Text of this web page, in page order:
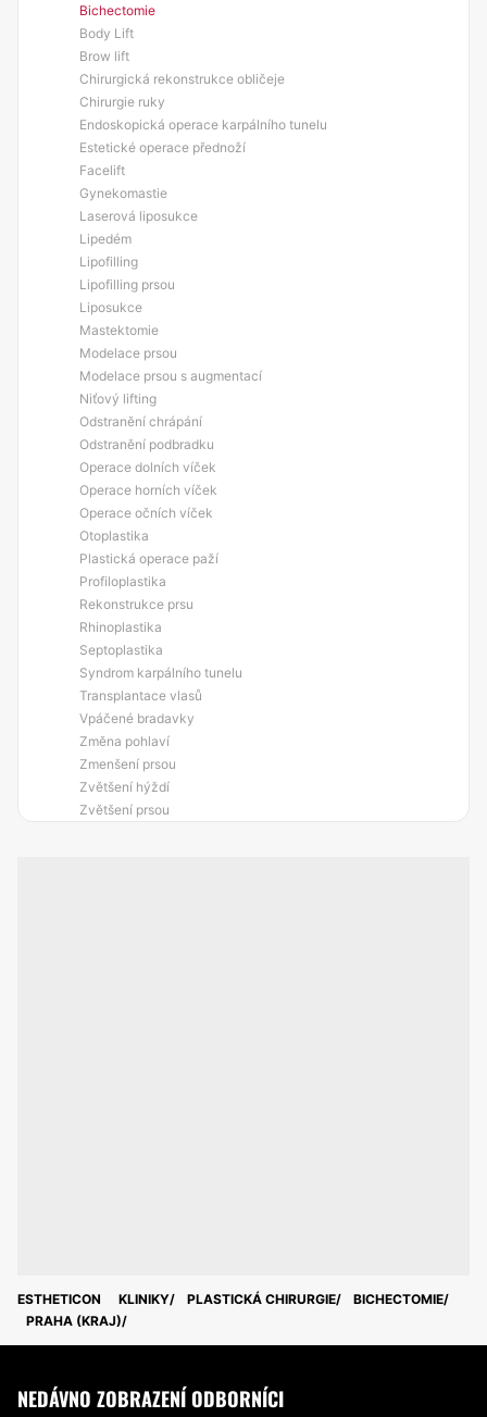
Bichectomie
Body Lift
Brow lift
Chirurgická rekonstrukce obličeje
Chirurgie ruky
Endoskopická operace karpálního tunelu
Estetické operace přednoží
Facelift
Gynekomastie
Laserová liposukce
Lipedém
Lipofilling
Lipofilling prsou
Liposukce
Mastektomie
Modelace prsou
Modelace prsou s augmentací
Niťový lifting
Odstranění chrápání
Odstranění podbradku
Operace dolních víček
Operace horních víček
Operace očních víček
Otoplastika
Plastická operace paží
Profiloplastika
Rekonstrukce prsu
Rhinoplastika
Septoplastika
Syndrom karpálního tunelu
Transplantace vlasů
Vpáčené bradavky
Změna pohlaví
Zmenšení prsou
Zvětšení hýždí
Zvětšení prsou
ESTHETICON KLINIKY PLASTICKÁ CHIRURGIE
BICHECTOMIE
PRAHA (KRAJ)
NEDÁVNO ZOBRAZENÍ ODBORNÍCI